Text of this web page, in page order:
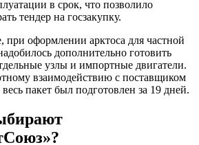
в срок, что позволило
тендер на госзакупку.
при оформлении арктоса для частной
дополнительно готовить
узлы и импортные двигатели.
взаимодействию с поставщиком
пакет был подготовлен за 19 дней.